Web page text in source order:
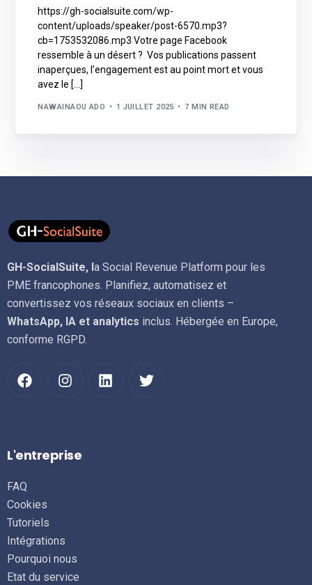
https://gh-socialsuite.com/wp-
content/uploads/speaker/post-6570.mp3?
cb=1753532086.mp3 Votre page Facebook
ressemble à un désert ? Vos publications passent
inaperçues, l’engagement est au point mort et vous
avez le […]
NAWAINAOU ADO 1 JUILLET 2025 7 MIN READ
GH-SocialSuite, la Social Revenue Platform pour les
PME francophones. Planifiez, automatisez et
convertissez vos réseaux sociaux en clients –
WhatsApp, IA et analytics inclus. Hébergée en Europe,
conforme RGPD.
L'entreprise
FAQ
Cookies
Tutoriels
Intégrations
Pourquoi nous
Etat du service